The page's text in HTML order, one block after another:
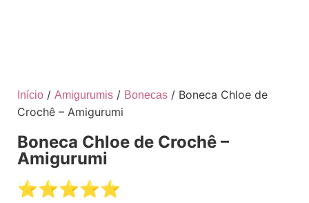
Início / Amigurumis / Bonecas / Boneca Chloe de
Crochê – Amigurumi
Boneca Chloe de Crochê –
Amigurumi
⭐️⭐️⭐️⭐️⭐️